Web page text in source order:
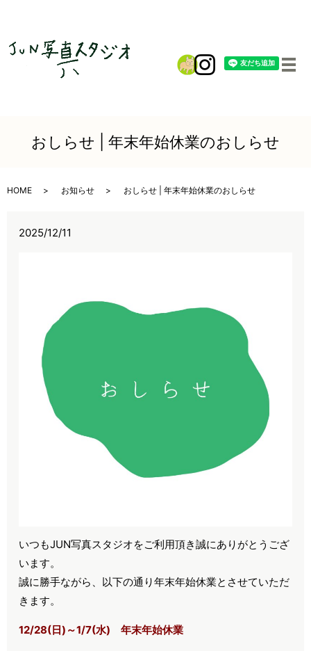
メ
おしらせ | 年末年始休業のおしらせ
HOME お知らせ おしらせ | 年末年始休業のおしらせ
2025/12/11
いつもJUN写真スタジオをご利用頂き誠にありがとうござ
います。
誠に勝手ながら、以下の通り年末年始休業とさせていただ
きます。
12/28(日)～1/7(水) 年末年始休業